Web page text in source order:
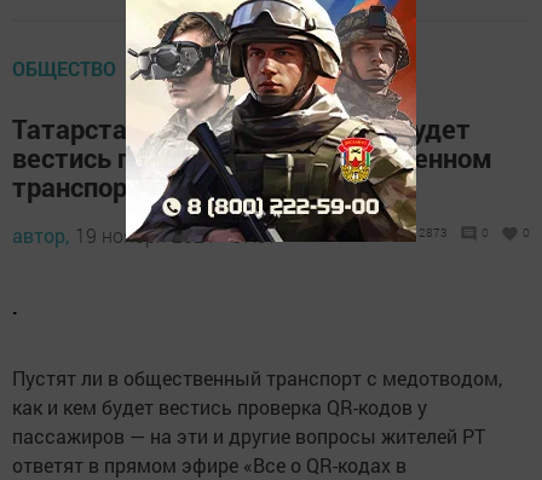
ОБЩЕСТВО
Татарстанцам расскажут, как будет
вестись проверка QR в общественном
транспорте
автор, 19 ноября 2021 - 07:37 2873 0 0
.
Пустят ли в общественный транспорт с медотводом,
как и кем будет вестись проверка QR-кодов у
пассажиров — на эти и другие вопросы жителей РТ
ответят в прямом эфире «Все о QR-кодах в